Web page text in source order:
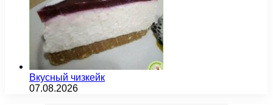
Вкусный чизкейк
07.08.2026